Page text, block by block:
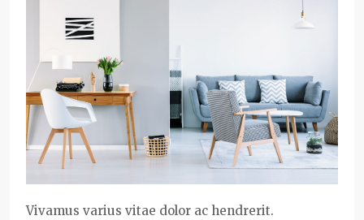
Vivamus varius vitae dolor ac hendrerit.